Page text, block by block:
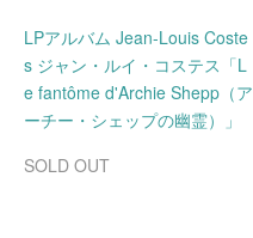
LPアルバム Jean-Louis Coste
s ジャン・ルイ・コステス「L
e fantôme d'Archie Shepp（ア
ーチー・シェップの幽霊）」
SOLD OUT